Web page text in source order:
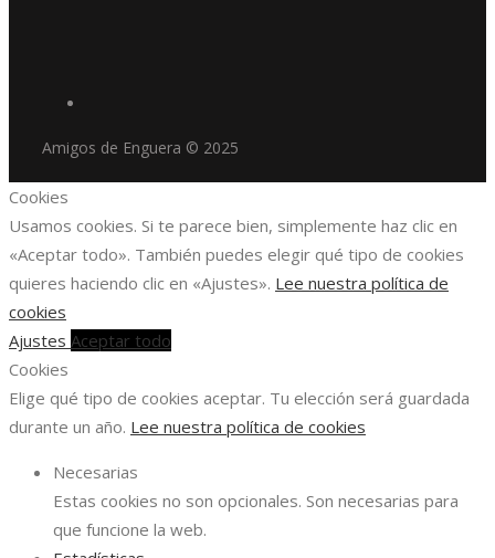
Amigos de Enguera © 2025
Cookies
Usamos cookies. Si te parece bien, simplemente haz clic en
«Aceptar todo». También puedes elegir qué tipo de cookies
quieres haciendo clic en «Ajustes». Lee nuestra política de
cookies
Ajustes Aceptar todo
Cookies
Elige qué tipo de cookies aceptar. Tu elección será guardada
durante un año. Lee nuestra política de cookies
Necesarias
Estas cookies no son opcionales. Son necesarias para
que funcione la web.